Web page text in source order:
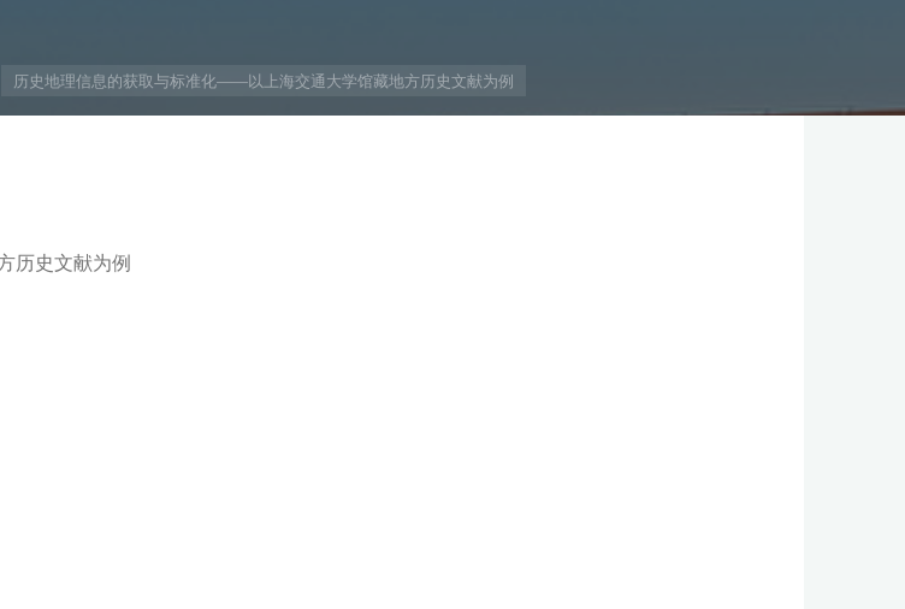
历史地理信息的获取与标准化——以上海交通大学馆藏地方历史文献为例
历史文献为例